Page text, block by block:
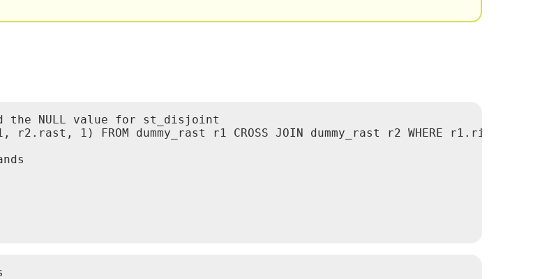
the NULL value for st_disjoint
1) FROM dummy_rast r1 CROSS JOIN dummy_rast r2 WHERE r1.rid = 2;